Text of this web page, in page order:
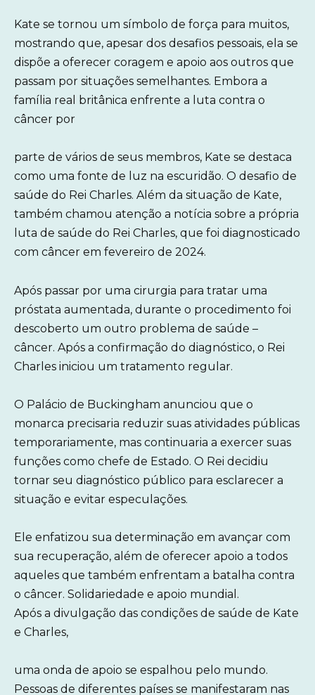
Kate se tornou um símbolo de força para muitos,
mostrando que, apesar dos desafios pessoais, ela se
dispõe a oferecer coragem e apoio aos outros que
passam por situações semelhantes. Embora a
família real britânica enfrente a luta contra o
câncer por
parte de vários de seus membros, Kate se destaca
como uma fonte de luz na escuridão. O desafio de
saúde do Rei Charles. Além da situação de Kate,
também chamou atenção a notícia sobre a própria
luta de saúde do Rei Charles, que foi diagnosticado
com câncer em fevereiro de 2024.
Após passar por uma cirurgia para tratar uma
próstata aumentada, durante o procedimento foi
descoberto um outro problema de saúde –
câncer. Após a confirmação do diagnóstico, o Rei
Charles iniciou um tratamento regular.
O Palácio de Buckingham anunciou que o
monarca precisaria reduzir suas atividades públicas
temporariamente, mas continuaria a exercer suas
funções como chefe de Estado. O Rei decidiu
tornar seu diagnóstico público para esclarecer a
situação e evitar especulações.
Ele enfatizou sua determinação em avançar com
sua recuperação, além de oferecer apoio a todos
aqueles que também enfrentam a batalha contra
o câncer. Solidariedade e apoio mundial.
Após a divulgação das condições de saúde de Kate
e Charles,
uma onda de apoio se espalhou pelo mundo.
Pessoas de diferentes países se manifestaram nas